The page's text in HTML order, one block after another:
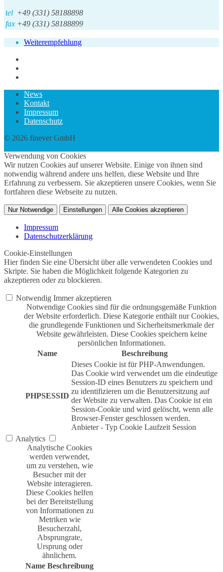
tel +49 (331) 58188898
fax +49 (331) 58188899
Weiterempfehlung
News
Kontakt
Impressum
Datenschutz
© 2026 finever GmbH
Verwendung von Cookies
Wir nutzen Cookies auf unserer Website. Einige von ihnen sind
notwendig während andere uns helfen, diese Website und Ihre
Erfahrung zu verbessern. Sie akzeptieren unsere Cookies, wenn Sie
fortfahren diese Webseite zu nutzen.
Nur Notwendige Einstellungen Alle Cookies akzeptieren
Impressum
Datenschutzerklärung
Cookie-Einstellungen
Hier finden Sie eine Übersicht über alle verwendeten Cookies und
Skripte. Sie haben die Möglichkeit folgende Kategorien zu
akzeptieren oder zu blockieren.
Notwendig Immer akzeptieren
Notwendige Cookies sind für die ordnungsgemäße Funktion
der Website erforderlich. Diese Kategorie enthält nur Cookies,
die grundlegende Funktionen und Sicherheitsmerkmale der
Website gewährleisten. Diese Cookies speichern keine
persönlichen Informationen.
Name
Beschreibung
PHPSESSID
Dieses Cookie ist für PHP-Anwendungen.
Das Cookie wird verwendet um die eindeutige
Session-ID eines Benutzers zu speichern und
zu identifizieren um die Benutzersitzung auf
der Website zu verwalten. Das Cookie ist ein
Session-Cookie und wird gelöscht, wenn alle
Browser-Fenster geschlossen werden.
Anbieter - Typ Cookie Laufzeit Session
Analytics
Analytische Cookies
werden verwendet,
um zu verstehen, wie
Besucher mit der
Website interagieren.
Diese Cookies helfen
bei der Bereitstellung
von Informationen zu
Metriken wie
Besucherzahl,
Absprungrate,
Ursprung oder
ähnlichem.
Name Beschreibung